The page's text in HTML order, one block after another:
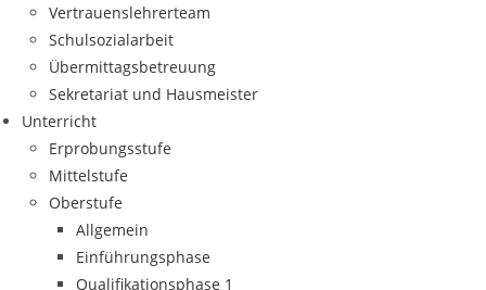
Vertrauenslehrerteam
Schulsozialarbeit
Übermittagsbetreuung
Sekretariat und Hausmeister
Unterricht
Erprobungsstufe
Mittelstufe
Oberstufe
Allgemein
Einführungsphase
Qualifikationsphase 1